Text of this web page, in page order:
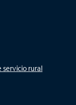
servicio rural